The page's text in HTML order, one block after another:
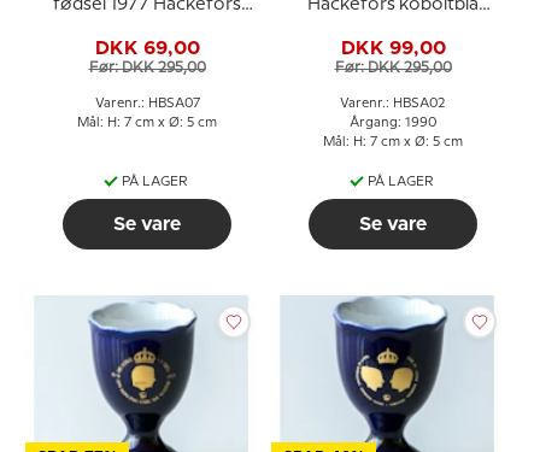
fødsel 1977 Hackefors
kongeæggerbæger
DKK 69,00
Før: DKK 295,00
Varenr.: HBSA07
Mål: H: 7 cm x Ø: 5 cm
PÅ LAGER
Se vare
Hackefors koboltblå
DKK 99,00
Før: DKK 295,00
Varenr.: HBSA02
Årgang: 1990
Mål: H: 7 cm x Ø: 5 cm
PÅ LAGER
Se vare